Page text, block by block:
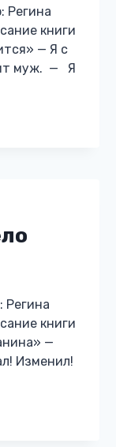
Регина
книги
— Я с
муж. — Я
книги
—
Изменил!